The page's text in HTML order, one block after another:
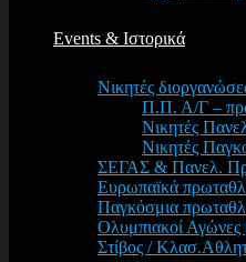
Events & Ιστορικά
Νικητές
Π.Π. Α/Γ –
Νικητές
Νικητές
ΣΕΓΑΣ & Πανελ.
Ευρωπαϊκά
Παγκόσμια
Ολυμπιακοί
Στίβος /